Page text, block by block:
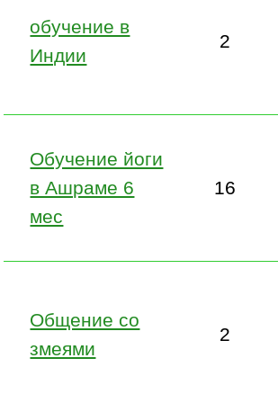
обучение в
Индии
2
Обучение йоги
в Ашраме 6
мес
16
Общение со
змеями
2